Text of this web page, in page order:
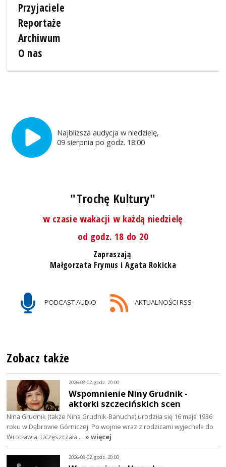
Przyjaciele
Reportaże
Archiwum
O nas
Najbliższa audycja w niedzielę,
09 sierpnia po godz. 18:00
"Trochę Kultury"
w czasie wakacji w każdą niedzielę
od godz. 18 do 20
Zapraszają
Małgorzata Frymus i Agata Rokicka
PODCAST AUDIO AKTUALNOŚCI RSS
Zobacz także
2026-08-02, godz. 20:00
Wspomnienie Niny Grudnik -
aktorki szczecińskich scen
Nina Grudnik (także Nina Grudnik-Banucha) urodziła się 16 maja 1936
roku w Dąbrowie Górniczej. Po wojnie wraz z rodzicami wyjechała do
Wrocławia. Uczęszczała… » więcej
2026-08-02, godz. 20:00